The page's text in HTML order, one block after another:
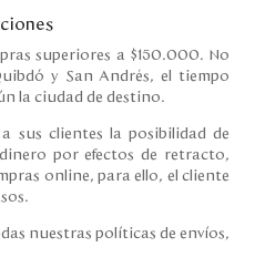
superiores a $150.000. No
y San Andrés, el tiempo
la ciudad de destino.
a sus clientes la posibilidad de
por efectos de retracto,
online, para ello, el cliente
nuestras políticas de envíos,